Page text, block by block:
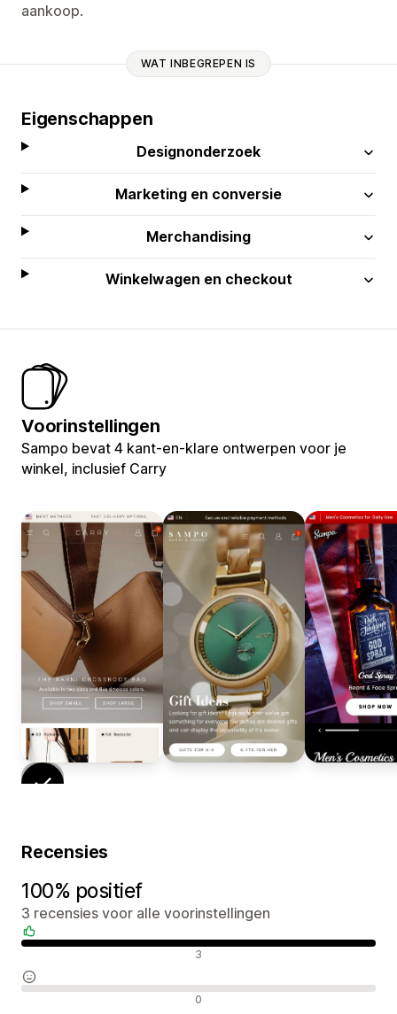
aankoop.
WAT INBEGREPEN IS
Eigenschappen
Designonderzoek
Marketing en conversie
Merchandising
Winkelwagen en checkout
Voorinstellingen
Sampo bevat 4 kant-en-klare ontwerpen voor je
winkel, inclusief Carry
Recensies
100% positief
3 recensies voor alle voorinstellingen
3
0